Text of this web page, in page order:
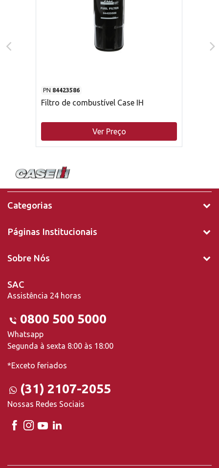
PN 84423586
Filtro de combustível Case IH
Ver Preço
Categorias
Páginas Institucionais
Sobre Nós
SAC
Assistência 24 horas
0800 500 5000
Whatsapp
Segunda à sexta 8:00 às 18:00
*Exceto feriados
(31) 2107-2055
Nossas Redes Sociais